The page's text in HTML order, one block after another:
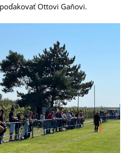
Ottovi Gaňovi.